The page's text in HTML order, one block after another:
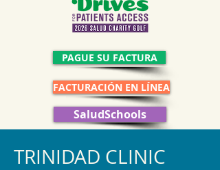
PAGUE SU FACTURA
FACTURACIÓN EN LÍNEA
SaludSchools
TRINIDAD CLINIC